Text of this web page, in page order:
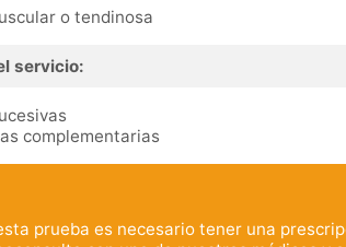
o tendinosa
servicio:
complementarias
prueba es necesario tener una